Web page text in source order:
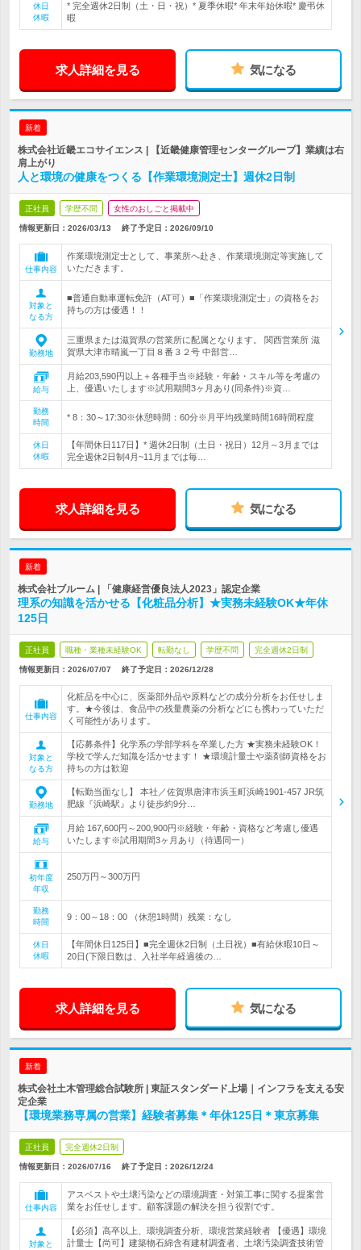
休日
休暇
* 完全週休2日制（土・日・祝）* 夏季休暇* 年末年始休暇* 慶弔休
暇
求人詳細を見る 気になる
新着
株式会社近畿エコサイエンス | 【近畿健康管理センターグループ】業績は右
肩上がり
人と環境の健康をつくる【作業環境測定士】週休2日制
正社員 学歴不問 女性のおしごと掲載中
情報更新日：2026/03/13 終了予定日： 2026/09/10
仕事内容
作業環境測定士として、事業所へ赴き、作業環境測定等実施して
いただきます。
対象と
なる方
■普通自動車運転免許（AT可）■「作業環境測定士」の資格をお
持ちの方は優遇！！
勤務地
三重県または滋賀県の営業所に配属となります。 関西営業所 滋
賀県大津市晴嵐一丁目８番３２号 中部営…
給与
月給203,590円以上＋各種手当※経験・年齢・スキル等を考慮の
上、優遇いたします※試用期間3ヶ月あり(同条件)※資…
勤務
時間
* 8：30～17:30※休憩時間：60分※月平均残業時間16時間程度
休日
休暇
【年間休日117日】* 週休2日制（土日・祝日）12月～3月までは
完全週休2日制4月~11月までは毎…
求人詳細を見る 気になる
新着
株式会社ブルーム | 「健康経営優良法人2023」認定企業
理系の知識を活かせる【化粧品分析】★実務未経験OK★年休
125日
正社員 職種・業種未経験OK 転勤なし 学歴不問 完全週休2日制
情報更新日：2026/07/07 終了予定日： 2026/12/28
仕事内容
化粧品を中心に、医薬部外品や原料などの成分分析をお任せしま
す。★今後は、食品中の残量農薬の分析などにも携わっていただ
く可能性があります。
対象と
なる方
【応募条件】化学系の学部学科を卒業した方 ★実務未経験OK！
学校で学んだ知識を活かせます！ ★環境計量士や薬剤師資格をお
持ちの方は歓迎
勤務地
【転勤当面なし】 本社／佐賀県唐津市浜玉町浜崎1901-457 JR筑
肥線『浜崎駅』より徒歩約9分…
給与
月給 167,600円～200,900円※経験・年齢・資格など考慮し優遇
いたします※試用期間3ヶ月あり（待遇同一）
初年度
年収
250万円～300万円
勤務
時間
9：00～18：00 （休憩1時間）残業：なし
休日
休暇
【年間休日125日】■完全週休2日制（土日祝）■有給休暇10日～
20日(下限日数は、入社半年経過後の…
求人詳細を見る 気になる
新着
株式会社土木管理総合試験所 | 東証スタンダード上場｜インフラを支える安
定企業
【環境業務専属の営業】経験者募集＊年休125日＊東京募集
正社員 完全週休2日制
情報更新日：2026/07/16 終了予定日： 2026/12/24
仕事内容
アスベストや土壌汚染などの環境調査・対策工事に関する提案営
業をお任せします。顧客課題の解決を担う役割です。
対象と
【必須】高卒以上、環境調査分析、環境営業経験者 【優遇】環境
計量士【尚可】建築物石綿含有建材調査者、土壌汚染調査技術管